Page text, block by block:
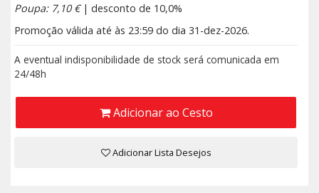
Poupa: 7,10 €| desconto de 10,0%
Promoção válida até às 23:59 do dia 31-dez-2026.
A eventual indisponibilidade de stock será comunicada em
24/48h
Adicionar ao Cesto
Adicionar Lista Desejos